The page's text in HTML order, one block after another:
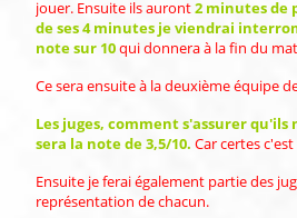
jouer. Ensuite ils auront2 minutes de
de ses 4 minutes je viendrai
note sur 10qui donnera à la fin du
Ce sera ensuite à la deuxième équipe
Les juges, comment s'assurer qu'ils
sera la note de 3,5/10. Car certes
Ensuite je ferai également partie des
représentation de chacun.